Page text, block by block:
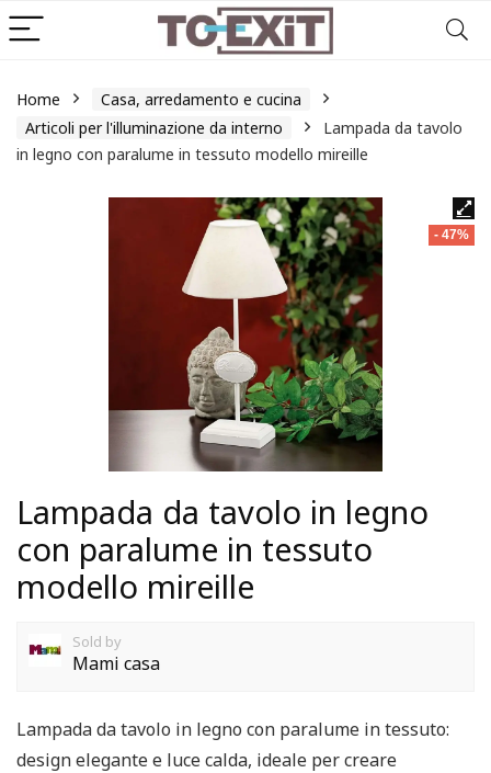
Home
Casa, arredamento e cucina
Articoli per l'illuminazione da interno
Lampada da tavolo
in legno con paralume in tessuto modello mireille
- 47%
Lampada da tavolo in legno
con paralume in tessuto
modello mireille
Sold by
Mami casa
Lampada da tavolo in legno con paralume in tessuto:
design elegante e luce calda, ideale per creare